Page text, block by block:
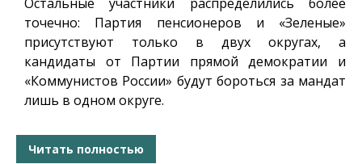
точечно: Партия пенсионеров и «Зеленые»
присутствуют только в двух округах, а
кандидаты от Партии прямой демократии и
«Коммунистов России» будут бороться за мандат
лишь в одном округе.
Читать полностью